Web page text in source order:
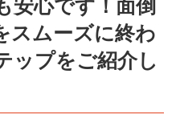
安心です！面倒
スムーズに終わ
ップをご紹介し